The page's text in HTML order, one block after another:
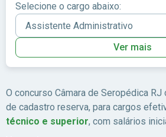
Selecione o cargo abaixo:
Ver mais
O concurso Câmara de Seropédica RJ
de cadastro reserva, para cargos
técnico e superior, com salários